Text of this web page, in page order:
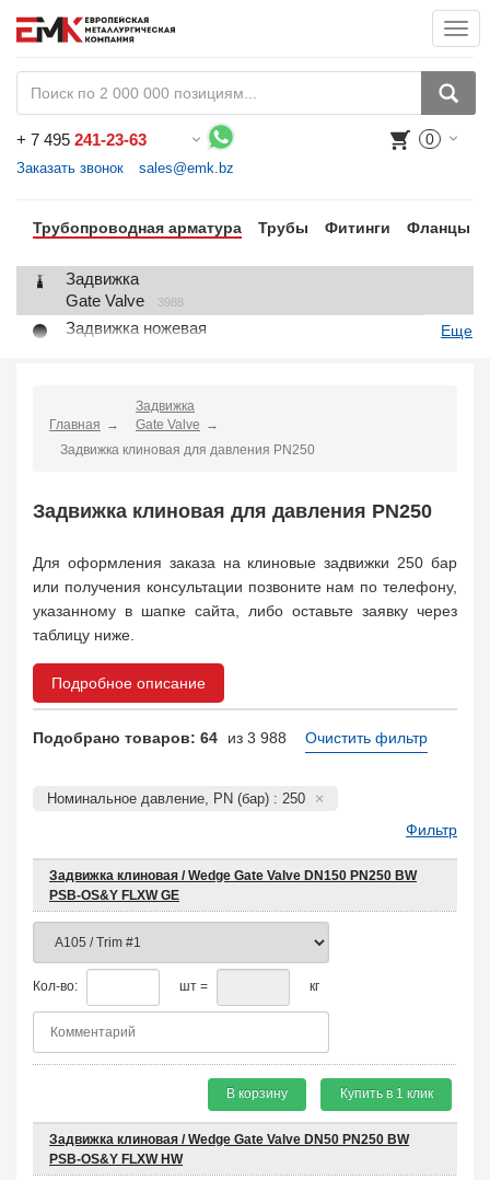
+ 7 495 241-23-63
Заказать звонок sales@emk.bz
0
Трубопроводная арматура Трубы Фитинги Фланцы
Задвижка
Gate Valve
3988
Задвижка ножевая
Globe Valve
2191
Клапан регулирующий
Control Valve
2
Клапан обратный
Кран шаровой
Ball Valve
Кран пробковый
Plug Valve
Butterfly Valve
Strainer
1138
Steam Trap
4
Пламегаситель
Flame Arrester
Заказать в 1 клик
Еще
Главная
Задвижка
Gate Valve
Задвижка клиновая для давления PN250
Задвижка клиновая для давления PN250
Для оформления заказа на клиновые задвижки 250 бар
или получения консультации позвоните нам по телефону,
указанному в шапке сайта, либо оставьте заявку через
таблицу ниже.
Подробное описание
Подобрано товаров: 64 из 3 988 Очистить фильтр
Номинальное давление, PN (бар) : 250
Фильтр
Задвижка клиновая / Wedge Gate Valve DN150 PN250 BW
PSB-OS&Y FLXW GE
Кол-во: шт = кг
В корзину Купить в 1 клик
Задвижка клиновая / Wedge Gate Valve DN50 PN250 BW
PSB-OS&Y FLXW HW